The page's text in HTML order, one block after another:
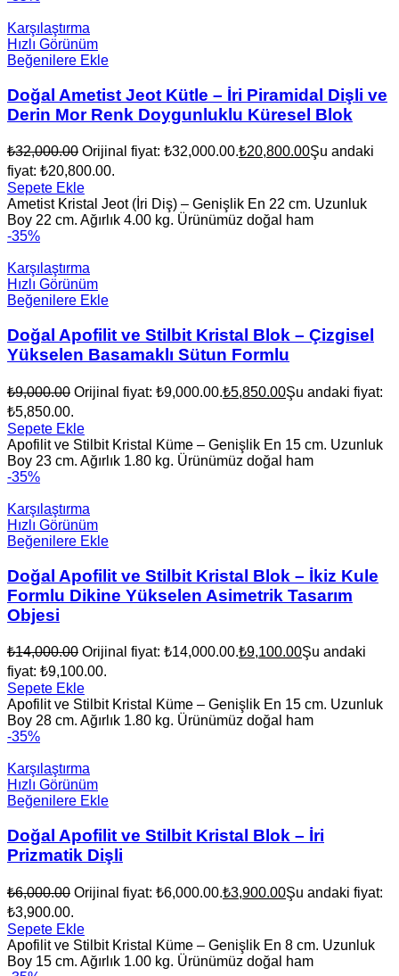
Karşılaştırma
Hızlı Görünüm
Beğenilere Ekle
Doğal Ametist Jeot Kütle – İri Piramidal Dişli ve
Derin Mor Renk Doygunluklu Küresel Blok
₺32,000.00 Orijinal fiyat: ₺32,000.00.₺20,800.00Şu andaki
fiyat: ₺20,800.00.
Sepete Ekle
Ametist Kristal Jeot (İri Diş) – Genişlik En 22 cm. Uzunluk
Boy 22 cm. Ağırlık 4.00 kg. Ürünümüz doğal ham
-35%
Karşılaştırma
Hızlı Görünüm
Beğenilere Ekle
Doğal Apofilit ve Stilbit Kristal Blok – Çizgisel
Yükselen Basamaklı Sütun Formlu
₺9,000.00 Orijinal fiyat: ₺9,000.00.₺5,850.00Şu andaki fiyat:
₺5,850.00.
Sepete Ekle
Apofilit ve Stilbit Kristal Küme – Genişlik En 15 cm. Uzunluk
Boy 23 cm. Ağırlık 1.80 kg. Ürünümüz doğal ham
-35%
Karşılaştırma
Hızlı Görünüm
Beğenilere Ekle
Doğal Apofilit ve Stilbit Kristal Blok – İkiz Kule
Formlu Dikine Yükselen Asimetrik Tasarım
Objesi
₺14,000.00 Orijinal fiyat: ₺14,000.00.₺9,100.00Şu andaki
fiyat: ₺9,100.00.
Sepete Ekle
Apofilit ve Stilbit Kristal Küme – Genişlik En 15 cm. Uzunluk
Boy 28 cm. Ağırlık 1.80 kg. Ürünümüz doğal ham
-35%
Karşılaştırma
Hızlı Görünüm
Beğenilere Ekle
Doğal Apofilit ve Stilbit Kristal Blok – İri
Prizmatik Dişli
₺6,000.00 Orijinal fiyat: ₺6,000.00.₺3,900.00Şu andaki fiyat:
₺3,900.00.
Sepete Ekle
Apofilit ve Stilbit Kristal Küme – Genişlik En 8 cm. Uzunluk
Boy 15 cm. Ağırlık 1.00 kg. Ürünümüz doğal ham